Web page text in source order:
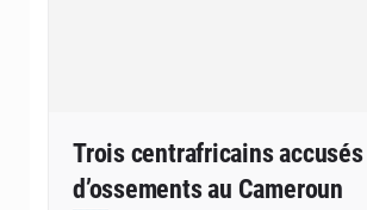
Trois centrafricains
d’ossements au Cameroun